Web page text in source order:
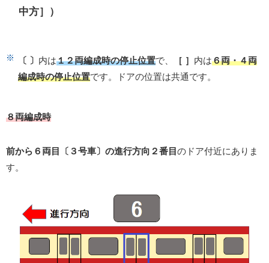
中方］）
〔 〕 内は１２両編成時の停止位置で、 ［ ］ 内は６両・４両
編成時の停止位置です。ドアの位置は共通です。
８両編成時
前から６両目〔３号車〕の進行方向２番目 のドア付近にありま
す。